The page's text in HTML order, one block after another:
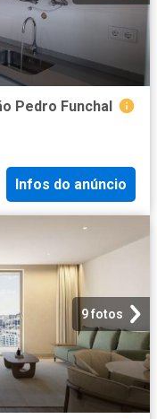
Pedro Funchal
Infos do anúncio
9 fotos